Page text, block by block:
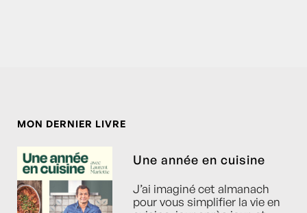
MON DERNIER LIVRE
Une année en cuisine
J’ai imaginé cet almanach
pour vous simplifier la vie en